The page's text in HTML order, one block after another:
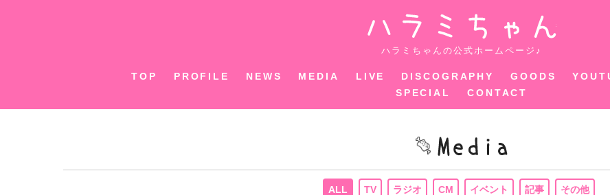
ハラミちゃ
ハラミちゃんの公式ホームページ♪
TOP PROFILE NEWS MEDIA LIVE DISCOGRAPHY GOODS
SPECIAL
CONTACT
ALL TV ラジオ CM イベント 記事 その他